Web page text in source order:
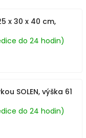
x 30 x 40 cm,
do 24 hodin)
SOLEN, výška 61
do 24 hodin)